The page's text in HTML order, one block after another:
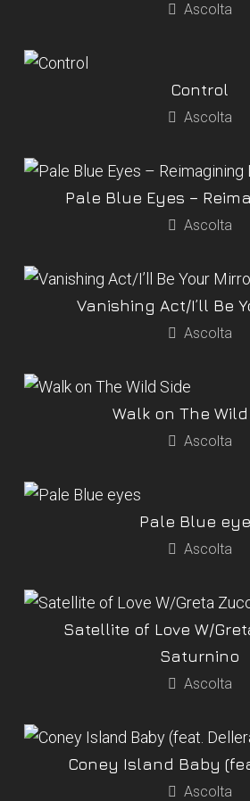
Ascolta
Control
Ascolta
Pale Blue Eyes –
Ascolta
Vanishing Act/I’ll Be
Ascolta
Walk on The
Ascolta
Pale Blue
Ascolta
Satellite of Love W/
Saturnino
Ascolta
Coney Island Baby
Ascolta